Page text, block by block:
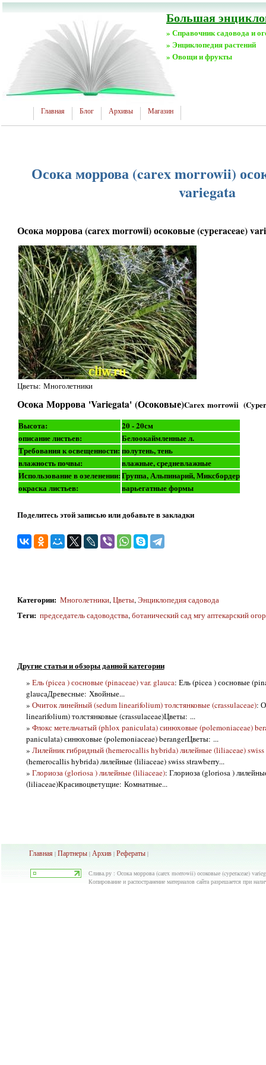
Большая
» Справочник садовода и
» Энциклопедия растений
» Овощи и фрукты
Главная Блог Архивы Магазин
Осока моррова (carex morrowii)
variegata
Осока моррова (carex morrowii) осоковые (cyperaceae)
Цветы: Многолетники
Осока Моррова 'Variegata' (Осоковые)Carex morrowii
Высота:
20 - 20см
описание листьев:
Белоокаймленные л.
Требования к освещенности: полутень, тень
влажность почвы:
влажные, средневлажные
Использование в озеленении:Группа, Альпинарий, Миксбордер
окраска листьев:
варьегатные формы
Поделитесь этой записью или добавьте в закладки
Категории: Многолетники,Цветы,Энциклопедия садовода
Теги: председатель садоводства,ботанический сад мгу аптекарский
Другие статьи и обзоры данной категории
» Ель (picea ) сосновые (pinaceae) var. glauca: Ель (picea ) сосновые
glaucaДревесные: Хвойные...
» Очиток линейный (sedum linearifolium) толстянковые (crassulaceae):
linearifolium) толстянковые (crassulaceae)Цветы: ...
» Флокс метельчатый (phlox paniculata) синюховые (polemoniaceae)
paniculata) синюховые (polemoniaceae) berangerЦветы: ...
» Лилейник гибридный (hemerocallis hybrida) лилейные (liliaceae) swiss
(hemerocallis hybrida) лилейные (liliaceae) swiss strawberry...
» Глориоза (gloriosa ) лилейные (liliaceae): Глориоза (gloriosa )
(liliaceae)Красивоцветущие: Комнатные...
Главная| Партнеры| Архив| Рефераты|
Слива.ру : Осока моррова (carex morrowii) осоковые (cyperaceae)
Копирование и распостранение материалов сайта разрешается при